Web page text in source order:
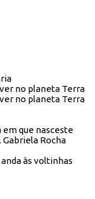
no planeta Terra
no planeta Terra
em que nasceste
Gabriela Rocha
às voltinhas